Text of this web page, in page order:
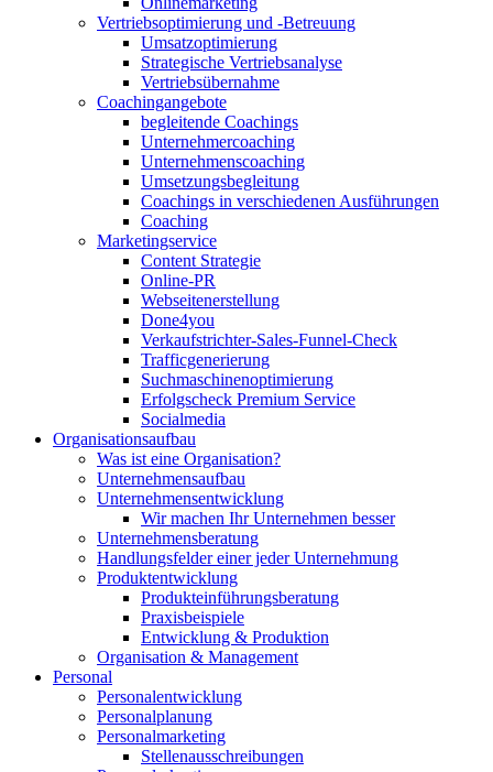
Vertriebsoptimierung und -Betreuung
Umsatzoptimierung
Strategische Vertriebsanalyse
Vertriebsübernahme
Coachingangebote
begleitende Coachings
Unternehmercoaching
Unternehmenscoaching
Umsetzungsbegleitung
Coachings in verschiedenen Ausführungen
Coaching
Marketingservice
Content Strategie
Online-PR
Webseitenerstellung
Done4you
Verkaufstrichter-Sales-Funnel-Check
Trafficgenerierung
Suchmaschinenoptimierung
Erfolgscheck Premium Service
Socialmedia
Organisationsaufbau
Was ist eine Organisation?
Unternehmensaufbau
Unternehmensentwicklung
Wir machen Ihr Unternehmen besser
Unternehmensberatung
Handlungsfelder einer jeder Unternehmung
Produktentwicklung
Produkteinführungsberatung
Praxisbeispiele
Entwicklung & Produktion
Organisation & Management
Personal
Personalentwicklung
Personalplanung
Personalmarketing
Stellenausschreibungen